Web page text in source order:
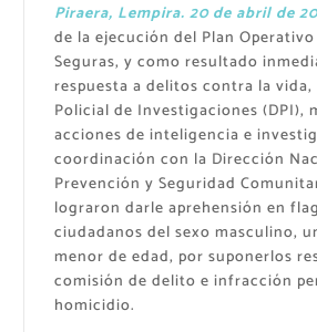
Piraera, Lempira. 20 de abril de
de la ejecución del Plan
Seguras, y como resultado
respuesta a delitos contra la
Policial de Investigaciones (DPI),
acciones de inteligencia e
coordinación con la Dirección
Prevención y Seguridad
lograron darle aprehensión en
ciudadanos del sexo masculino,
menor de edad, por suponerlos
comisión de delito e infracción
homicidio.